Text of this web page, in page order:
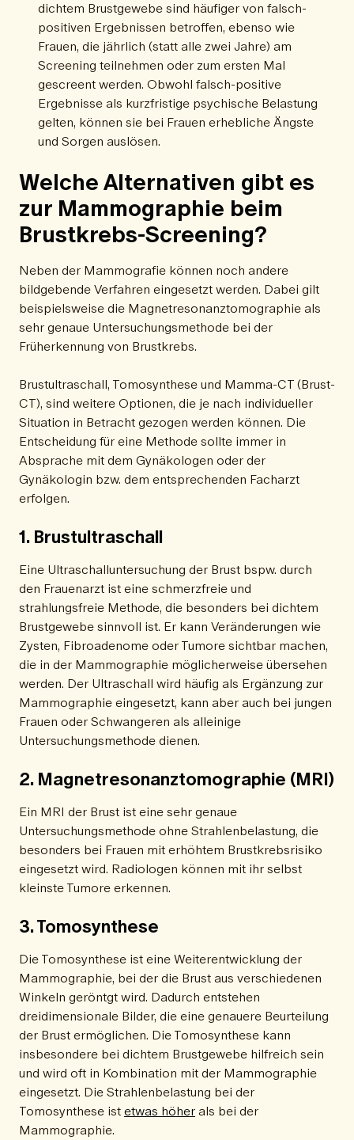
dichtem Brustgewebe sind häufiger von falsch-
positiven Ergebnissen betroffen, ebenso wie
Frauen, die jährlich (statt alle zwei Jahre) am
Screening teilnehmen oder zum ersten Mal
gescreent werden. Obwohl falsch-positive
Ergebnisse als kurzfristige psychische Belastung
gelten, können sie bei Frauen erhebliche Ängste
und Sorgen auslösen.
Welche Alternativen gibt es
zur Mammographie beim
Brustkrebs-Screening?
Neben der Mammografie können noch andere
bildgebende Verfahren eingesetzt werden. Dabei gilt
beispielsweise die Magnetresonanztomographie als
sehr genaue Untersuchungsmethode bei der
Früherkennung von Brustkrebs.
Brustultraschall, Tomosynthese und Mamma-CT (Brust-
CT), sind weitere Optionen, die je nach individueller
Situation in Betracht gezogen werden können. Die
Entscheidung für eine Methode sollte immer in
Absprache mit dem Gynäkologen oder der
Gynäkologin bzw. dem entsprechenden Facharzt
erfolgen.
1. Brustultraschall
Eine Ultraschalluntersuchung der Brust bspw. durch
den Frauenarzt ist eine schmerzfreie und
strahlungsfreie Methode, die besonders bei dichtem
Brustgewebe sinnvoll ist. Er kann Veränderungen wie
Zysten, Fibroadenome oder Tumore sichtbar machen,
die in der Mammographie möglicherweise übersehen
werden. Der Ultraschall wird häufig als Ergänzung zur
Mammographie eingesetzt, kann aber auch bei jungen
Frauen oder Schwangeren als alleinige
Untersuchungsmethode dienen.
2. Magnetresonanztomographie (MRI)
Ein MRI der Brust ist eine sehr genaue
Untersuchungsmethode ohne Strahlenbelastung, die
besonders bei Frauen mit erhöhtem Brustkrebsrisiko
eingesetzt wird. Radiologen können mit ihr selbst
kleinste Tumore erkennen.
3. Tomosynthese
Die Tomosynthese ist eine Weiterentwicklung der
Mammographie, bei der die Brust aus verschiedenen
Winkeln geröntgt wird. Dadurch entstehen
dreidimensionale Bilder, die eine genauere Beurteilung
der Brust ermöglichen. Die Tomosynthese kann
insbesondere bei dichtem Brustgewebe hilfreich sein
und wird oft in Kombination mit der Mammographie
eingesetzt. Die Strahlenbelastung bei der
Tomosynthese istetwas höher als bei der
Mammographie.